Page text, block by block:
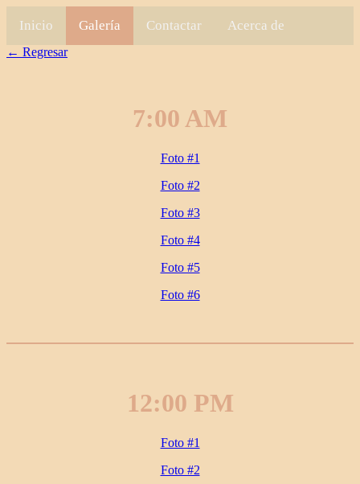
Inicio Galería Contactar Acerca de
← Regresar
7:00 AM
Foto #1
Foto #2
Foto #3
Foto #4
Foto #5
Foto #6
12:00 PM
Foto #1
Foto #2